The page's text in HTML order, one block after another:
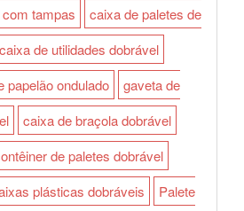
tampas
caixa de paletes de
caixa de utilidades dobrável
papelão ondulado
gaveta de
caixa de braçola dobrável
de paletes dobrável
plásticas dobráveis
Palete